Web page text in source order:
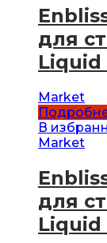
для
Market
В
Market
для